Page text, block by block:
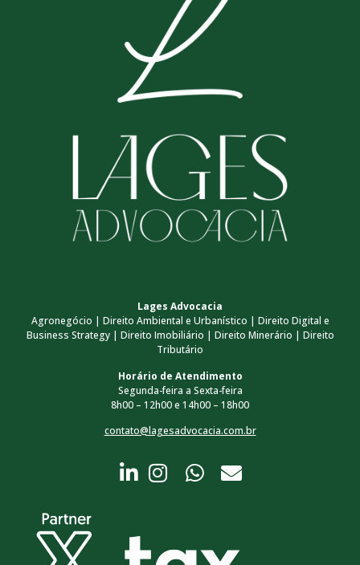
Lages Advocacia
Agronegócio | Direito Ambiental e Urbanístico | Direito Digital e
Business Strategy | Direito Imobiliário | Direito Minerário | Direito
Tributário
Horário de Atendimento
Segunda-feira a Sexta-feira
8h00 – 12h00 e 14h00 – 18h00
contato@lagesadvocacia.com.br